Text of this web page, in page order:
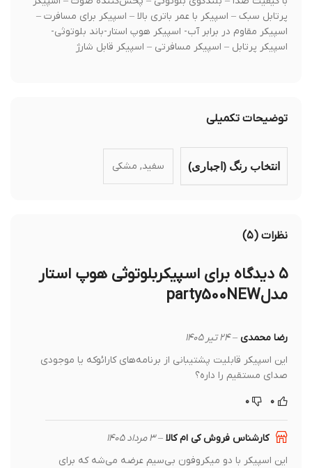
پرتابل سبک – اسپیکر با عمر باتری بالا – اسپیکر برای مسافرت –
اسپیکر مقاوم در برابر آب- اسپیکر هوپ استار-باند بلوتوثی-
اسپیکر پرتابل – اسپیکر مسافرتی – اسپیکر قابل شارژ
توضیحات تکمیلی
انتخاب رنگ (اجباری) سفید, مشکی
نظرات (۵)
اسپیکربلوتوثی هوپ استار
مدلparty500NEW
رضا محمدی– ۲۴ تیر ۱۴۰۵
این اسپیکر قابلیت پشتیبانی از برنامه‌های کارائوکه یا موجودی
صدای مستقیم را داره؟
کارشناس فروش کی ام کالا– ۳ مرداد ۱۴۰۵
این اسپیکر با دو میکروفون بی‌سیم عرضه می‌شه که برای